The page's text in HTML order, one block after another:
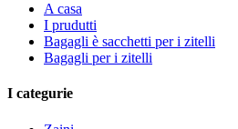
A casa
I prudutti
Bagagli è sacchetti per i zitelli
Bagagli per i zitelli
I categurie